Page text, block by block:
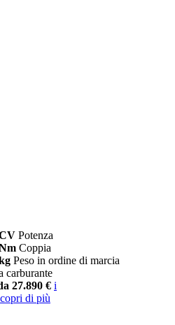
Potenza
Coppia
Peso in ordine di marcia
carburante
27.890 € i
di più